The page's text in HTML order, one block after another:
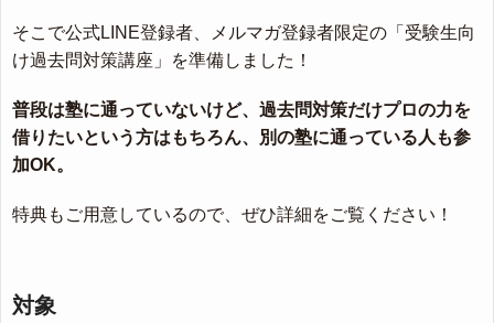
そこで公式LINE登録者、メルマガ登録者限定の「受験生向
け過去問対策講座」を準備しました！
普段は塾に通っていないけど、過去問対策だけプロの力を
借りたいという方はもちろん、別の塾に通っている人も参
加OK。
特典もご用意しているので、ぜひ詳細をご覧ください！
対象